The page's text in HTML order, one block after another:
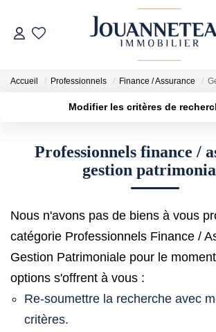
OFF-MARKET
ESTIMER
Estimation En Ligne
Estimation Sur Rendez-
NOTRE HISTOIRE
NOTRE CHARTE
Accueil Professionnels Finance / Assurance
Modifier les critères de
Type de bien
Surface min
Créer une alerte
Professionnels finance /
gestion
Nous n'avons pas de biens à vous
catégorie Professionnels Finance /
Gestion Patrimoniale pour le
options s'offrent à vous :
Re-soumettre la recherche avec
critères.